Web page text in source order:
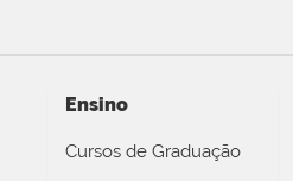
Ensino
Cursos de Graduação